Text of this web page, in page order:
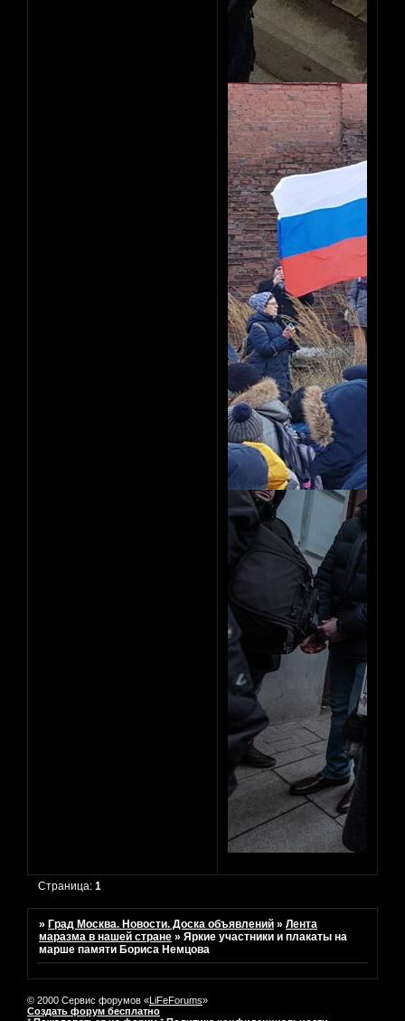
Страница:1
»Град Москва. Новости. Доска объявлений »Лента
маразма в нашей стране »Яркие участники и плакаты на
марше памяти Бориса Немцова
© 2000 Сервис форумов «LiFeForums»
Создать форум бесплатно